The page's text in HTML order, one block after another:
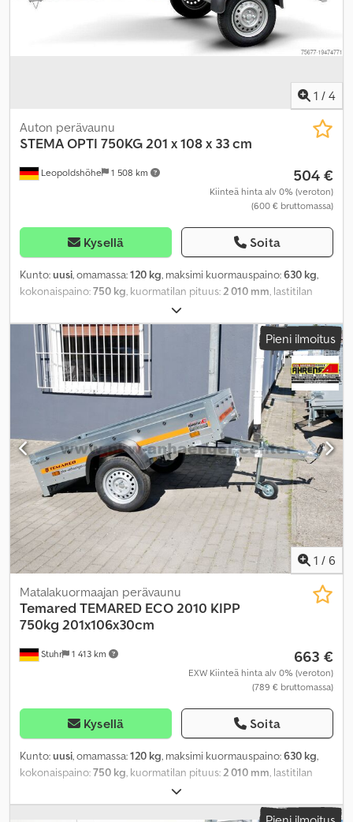
1 / 4
Leopoldshöhe 1 508 km
Auton perävaunu
STEMAOPTI 750KG 201 x 108 x 33 cm
504 €
Kiinteä hinta alv 0% (veroton)
(600 € bruttomassa)
Kysellä Soita
Kunto:uusi, omamassa:120 kg, maksimi kuormauspaino:630 kg,
kokonaispaino:750 kg, kuormatilan pituus:2 010 mm, lastitilan
, kuormatilan korkeus:
Pieni ilmoitus
1 / 6
Stuhr 1 413 km
Matalakuormaajan perävaunu
Temared TEMARED ECO 2010 KIPP
750kg 201x106x30cm
663 €
EXW Kiinteä hinta alv 0% (veroton)
(789 € bruttomassa)
Kysellä Soita
Kunto:uusi, omamassa:120 kg, maksimi kuormauspaino:630 kg,
kokonaispaino:750 kg, kuormatilan pituus:2 010 mm, lastitilan
, kuormatilan korkeus:
155/70R13,